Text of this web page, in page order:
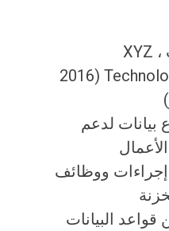
محلل قاعدة بيانات ، XYZ
Technologies ، City ، State (2016
بيانات لدعم
إجراءات ووظائف
البيانات